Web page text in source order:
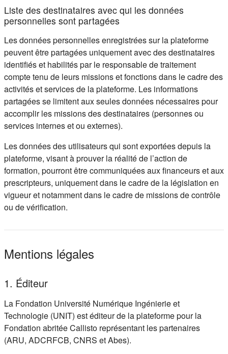
Liste des destinataires avec qui les données
personnelles sont partagées
Les données personnelles enregistrées sur la plateforme
peuvent être partagées uniquement avec des destinataires
identifiés et habilités par le responsable de traitement
compte tenu de leurs missions et fonctions dans le cadre des
activités et services de la plateforme. Les informations
partagées se limitent aux seules données nécessaires pour
accomplir les missions des destinataires (personnes ou
services internes et ou externes).
Les données des utilisateurs qui sont exportées depuis la
plateforme, visant à prouver la réalité de l’action de
formation, pourront être communiquées aux financeurs et aux
prescripteurs, uniquement dans le cadre de la législation en
vigueur et notamment dans le cadre de missions de contrôle
ou de vérification.
Mentions légales
1. Éditeur
La Fondation Université Numérique Ingénierie et
Technologie (UNIT) est éditeur de la plateforme pour la
Fondation abritée Callisto représentant les partenaires
(ARU, ADCRFCB, CNRS et Abes).